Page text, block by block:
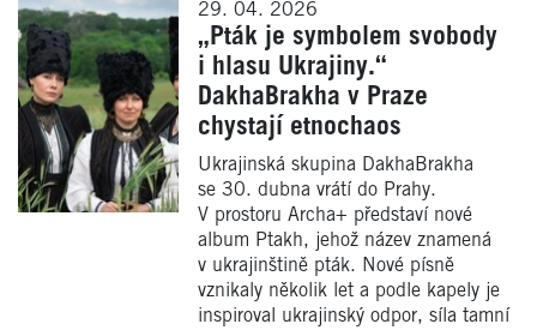
29. 04. 2026
„Pták je symbolem svobody
i hlasu Ukrajiny.“
DakhaBrakha v Praze
chystají etnochaos
Ukrajinská skupina DakhaBrakha
se 30. dubna vrátí do Prahy.
V prostoru Archa+ představí nové
album Ptakh, jehož název znamená
v ukrajinštině pták. Nové písně
vznikaly několik let a podle kapely je
inspiroval ukrajinský odpor, síla tamní